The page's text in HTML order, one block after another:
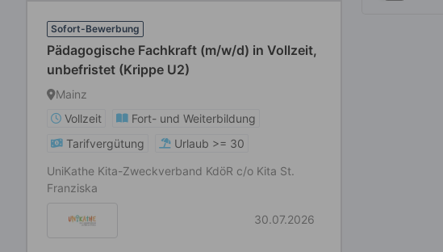
Sofort-Bewerbung
Pädagogische Fachkraft (m/w/d) in Vollzeit,
unbefristet (Krippe U2)
Mainz
Vollzeit
Fort- und Weiterbildung
Tarifvergütung
Urlaub >= 30
UniKathe Kita-Zweckverband KdöR c/o Kita St.
Franziska
30.07.2026